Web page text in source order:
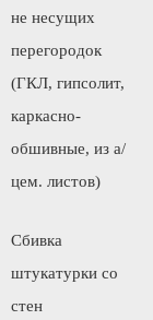
не несущих
перегородок
(ГКЛ, гипсолит,
каркасно-
обшивные, из а/
цем. листов)
Сбивка
штукатурки со
стен